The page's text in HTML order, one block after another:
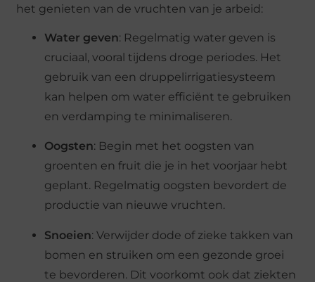
het genieten van de vruchten van je arbeid:
Water geven: Regelmatig water geven is
cruciaal, vooral tijdens droge periodes. Het
gebruik van een druppelirrigatiesysteem
kan helpen om water efficiënt te gebruiken
en verdamping te minimaliseren.
Oogsten: Begin met het oogsten van
groenten en fruit die je in het voorjaar hebt
geplant. Regelmatig oogsten bevordert de
productie van nieuwe vruchten​.
Snoeien: Verwijder dode of zieke takken van
bomen en struiken om een gezonde groei
te bevorderen. Dit voorkomt ook dat ziekten